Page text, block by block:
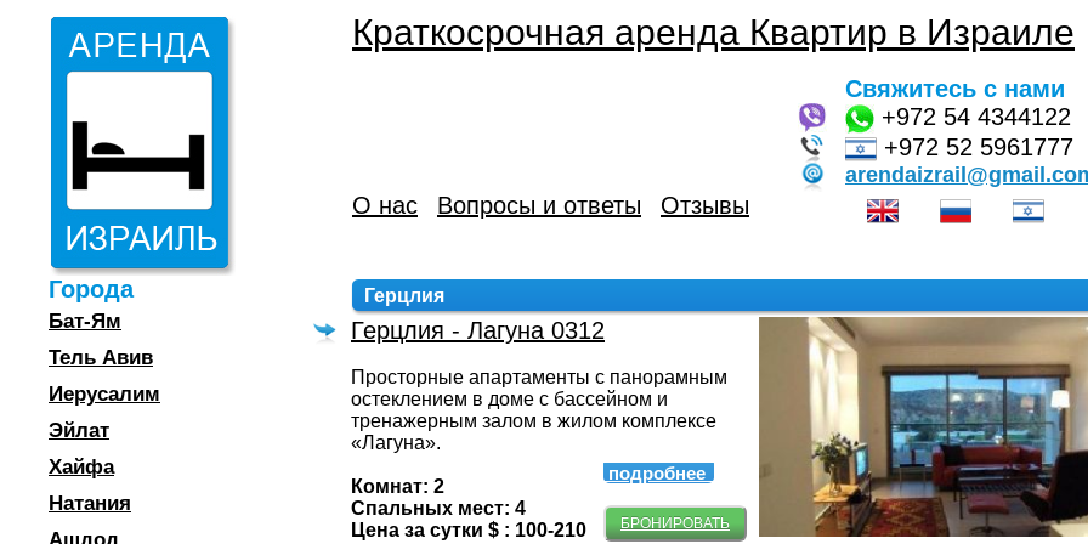
Краткосрочная аренда Квартир в Израиле
Свяжитесь с нами
+972 54 4344122
+972 52 5961777
О нас Вопросы и ответы Отзывы
Города
Бат-Ям
Тель Авив
Иерусалим
Эйлат
Хайфа
Натания
Герцлия
Герцлия - Лагуна 0312
Просторные апартаменты с панорамным
остеклением в доме с бассейном и
тренажерным залом в жилом комплексе
«Лагуна».
Комнат: 2
Спальных мест: 4
Цена за сутки $ : 100-210
подробнее
БРОНИРОВАТЬ